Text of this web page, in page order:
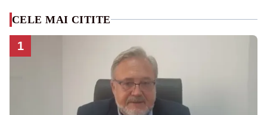
CELE MAI CITITE
1